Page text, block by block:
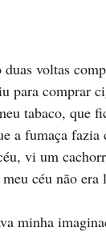
voltas
para comprar
tabaco, que
a fumaça
vi um
céu não
minha